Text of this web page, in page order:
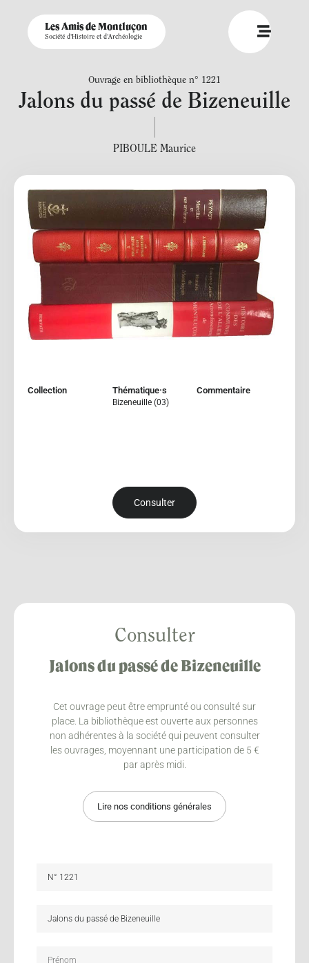
Les Amis de Montluçon
Société d'Histoire et d'Archéologie
Ouvrage en bibliothèque n° 1221
Jalons du passé de Bizeneuille
PIBOULE Maurice
Collection Thématique·s
Bizeneuille (03)
Commentaire
Consulter
Consulter
Jalons du passé de Bizeneuille
Cet ouvrage peut être emprunté ou consulté sur
place. La bibliothèque est ouverte aux personnes
non adhérentes à la société qui peuvent consulter
les ouvrages, moyennant une participation de 5 €
par après midi.
Lire nos conditions générales